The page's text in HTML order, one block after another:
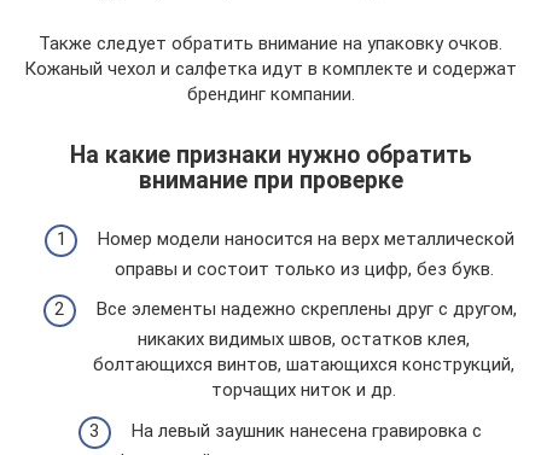
Также следует обратить внимание на упаковку очков.
Кожаный чехол и салфетка идут в комплекте и содержат
брендинг компании.
На какие признаки нужно обратить
внимание при проверке
Номер модели наносится на верх металлической
оправы и состоит только из цифр, без букв.
Все элементы надежно скреплены друг с другом,
никаких видимых швов, остатков клея,
болтающихся винтов, шатающихся конструкций,
торчащих ниток и др.
На левый заушник нанесена гравировка с